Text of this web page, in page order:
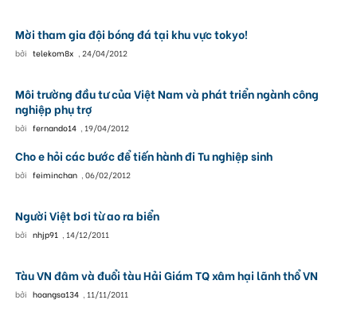
Mời tham gia đội bóng đá tại khu vực tokyo!
bởi telekom8x , 24/04/2012
Môi trường đầu tư của Việt Nam và phát triển ngành công
nghiệp phụ trợ
bởi fernando14 , 19/04/2012
Cho e hỏi các bước để tiến hành đi Tu nghiệp sinh
bởi feiminchan , 06/02/2012
Người Việt bơi từ ao ra biển
bởi nhjp91 , 14/12/2011
Tàu VN đâm và đuổi tàu Hải Giám TQ xâm hại lãnh thổ VN
bởi hoangsa134 , 11/11/2011